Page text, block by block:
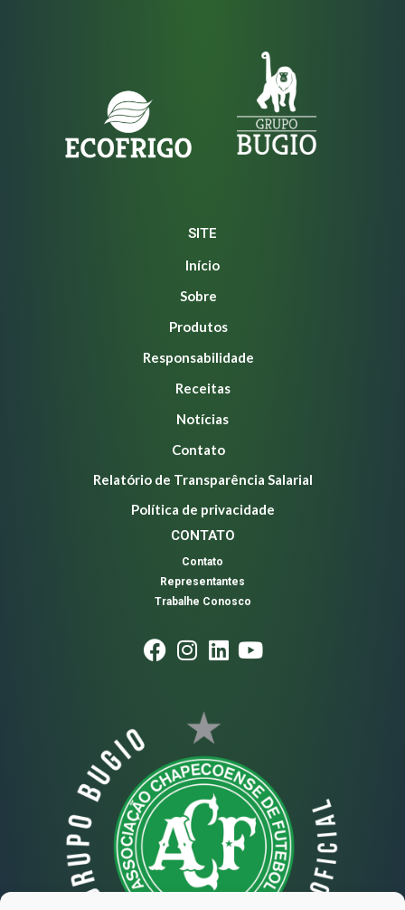
SITE
Início
Sobre
Produtos
Responsabilidade
Receitas
Notícias
Contato
Relatório de Transparência Salarial
Política de privacidade
CONTATO
Contato
Representantes
Trabalhe Conosco